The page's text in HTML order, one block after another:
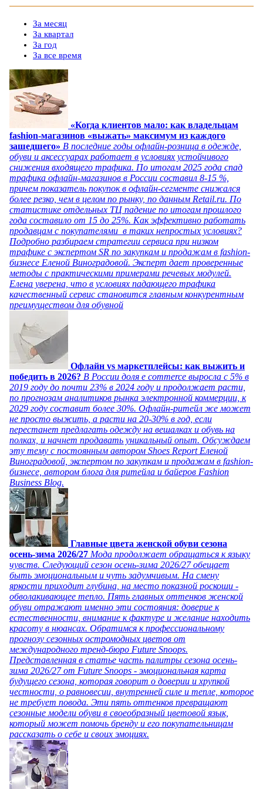
За месяц
За квартал
За год
За все время
«Когда клиентов мало: как владельцам
fashion-магазинов «выжать» максимум из каждого
зашедшего» В последние годы офлайн-розница в одежде,
обуви и аксессуарах работает в условиях устойчивого
снижения входящего трафика. По итогам 2025 года спад
трафика офлайн-магазинов в России составил 8-15 %,
причем показатель покупок в офлайн-сегменте снижался
более резко, чем в целом по рынку, по данным Retail.ru. По
статистике отдельных ТЦ падение по итогам прошлого
года составило от 15 до 25%. Как эффективно работать
продавцам с покупателями в таких непростых условиях?
Подробно разбираем стратегии сервиса при низком
трафике с экспертом SR по закупкам и продажам в fashion-
бизнесе Еленой Виноградовой. Эксперт дает проверенные
методы с практическими примерами речевых модулей.
Елена уверена, что в условиях падающего трафика
качественный сервис становится главным конкурентным
преимуществом для обувной
Офлайн vs маркетплейсы: как выжить и
победить в 2026? В России доля e commerce выросла с 5% в
2019 году до почти 23% в 2024 году и продолжает расти,
по прогнозам аналитиков рынка электронной коммерции, к
2029 году составит более 30%. Офлайн-ритейл же может
не просто выжить, а расти на 20-30% в год, если
перестанет предлагать одежду на вешалках и обувь на
полках, и начнет продавать уникальный опыт. Обсуждаем
эту тему с постоянным автором Shoes Report Еленой
Виноградовой, экспертом по закупкам и продажам в fashion-
бизнесе, автором блога для ритейла и байеров Fashion
Business Blog.
Главные цвета женской обуви сезона
осень-зима 2026/27 Мода продолжает обращаться к языку
чувств. Следующий сезон осень-зима 2026/27 обещает
быть эмоциональным и чуть задумчивым. На смену
яркости приходит глубина, на место показной роскоши -
обволакивающее тепло. Пять главных оттенков женской
обуви отражают именно эти состояния: доверие к
естественности, внимание к фактуре и желание находить
красоту в нюансах. Обратимся к профессиональному
прогнозу сезонных остромодных цветов от
международного тренд-бюро Future Snoops.
Представленная в статье часть палитры сезона осень-
зима 2026/27 от Future Snoops - эмоциональная карта
будущего сезона, которая говорит о доверии и хрупкой
честности, о равновесии, внутренней силе и тепле, которое
не требует повода. Эти пять оттенков превращают
сезонные модели обуви в своеобразный цветовой язык,
который может помочь бренду и его покупательницам
рассказать о себе и своих эмоциях.